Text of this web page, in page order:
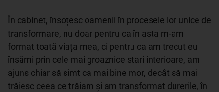
În cabinet, însoțesc oamenii în procesele lor unice de
transformare, nu doar pentru ca în asta m-am
format toată viața mea, ci pentru ca am trecut eu
însămi prin cele mai groaznice stari interioare, am
ajuns chiar să simt ca mai bine mor, decât să mai
trăiesc ceea ce trăiam și am transformat durerile, în